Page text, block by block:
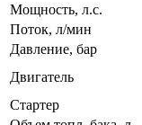
Мощность, л.с.
Поток, л/мин
Давление, бар
Двигатель
Стартер